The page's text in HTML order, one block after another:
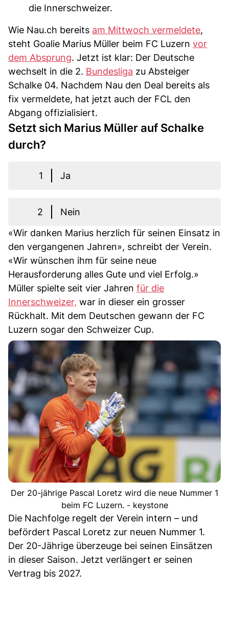
die Innerschweizer.
Wie Nau.ch bereits am Mittwoch vermeldete,
steht Goalie Marius Müller beim FC Luzern vor
dem Absprung. Jetzt ist klar: Der Deutsche
wechselt in die 2. Bundesliga zu Absteiger
Schalke 04. Nachdem Nau den Deal bereits als
fix vermeldete, hat jetzt auch der FCL den
Abgang offizialisiert.
Setzt sich Marius Müller auf Schalke
durch?
1 Ja
2
Nein
«Wir danken Marius herzlich für seinen Einsatz in
den vergangenen Jahren», schreibt der Verein.
«Wir wünschen ihm für seine neue
Herausforderung alles Gute und viel Erfolg.»
Müller spielte seit vier Jahren für die
Innerschweizer, war in dieser ein grosser
Rückhalt. Mit dem Deutschen gewann der FC
Luzern sogar den Schweizer Cup.
Der 20-jährige Pascal Loretz wird die neue Nummer 1
beim FC Luzern. - keystone
Die Nachfolge regelt der Verein intern – und
befördert Pascal Loretz zur neuen Nummer 1.
Der 20-Jährige überzeuge bei seinen Einsätzen
in dieser Saison. Jetzt verlängert er seinen
Vertrag bis 2027.